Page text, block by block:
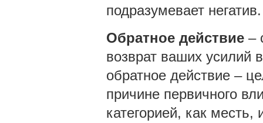
подразумевает негатив.
Обратное действие –
возврат ваших усилий
обратное действие –
причине первичного
категорией, как месть,